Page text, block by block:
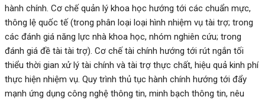
hành chính. Cơ chế quản lý khoa học hướng tới các chuẩn mực,
thông lệ quốc tế (trong phân loại loại hình nhiệm vụ tài trợ; trong
các đánh giá năng lực nhà khoa học, nhóm nghiên cứu; trong
đánh giá đề tài tài trợ). Cơ chế tài chính hướng tới rút ngắn tối
thiểu thời gian xử lý tài chính và tài trợ thực chất, hiệu quả kinh phí
thực hiện nhiệm vụ. Quy trình thủ tục hành chính hướng tới đẩy
mạnh ứng dụng công nghệ thông tin, minh bạch thông tin, nêu